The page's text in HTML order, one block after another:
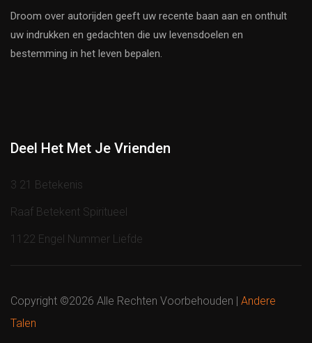
Droom over autorijden geeft uw recente baan aan en onthult
uw indrukken en gedachten die uw levensdoelen en
bestemming in het leven bepalen.
Deel Het Met Je Vrienden
3 21 Betekenis
Raaf Betekent Spiritueel
1122 Engel Nummer Liefde
Copyright ©2026 Alle Rechten Voorbehouden | Andere
Talen